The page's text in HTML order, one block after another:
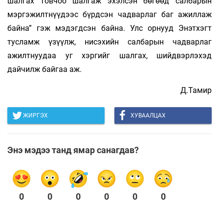
мэргэжилтнүүдээс бүрдсэн чадварлаг баг ажиллаж
байна” гэж мэдэгдсэн байна. Улс орнууд Энэтхэгт
тусламж үзүүлж, нисэхийн салбарын чадварлаг
ажилтнуудаа уг хэргийг шалгах, шийдвэрлэхэд
дайчилж байгаа аж.
Д.Тамир
ЖИРГЭХ ХУВААЛЦАХ
Энэ мэдээ танд ямар санагдав?
0 0 0 0 0 0